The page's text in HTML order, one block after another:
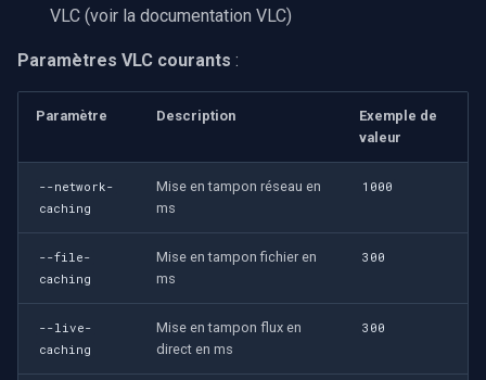
VLC (voir la documentation VLC)
Paramètres VLC courants :
Paramètre Description
Exemple de
valeur
--network-
caching
Mise en tampon réseau en
ms
1000
--file-
caching
Mise en tampon fichier en
ms
300
--live-
caching
Mise en tampon flux en
direct en ms
300